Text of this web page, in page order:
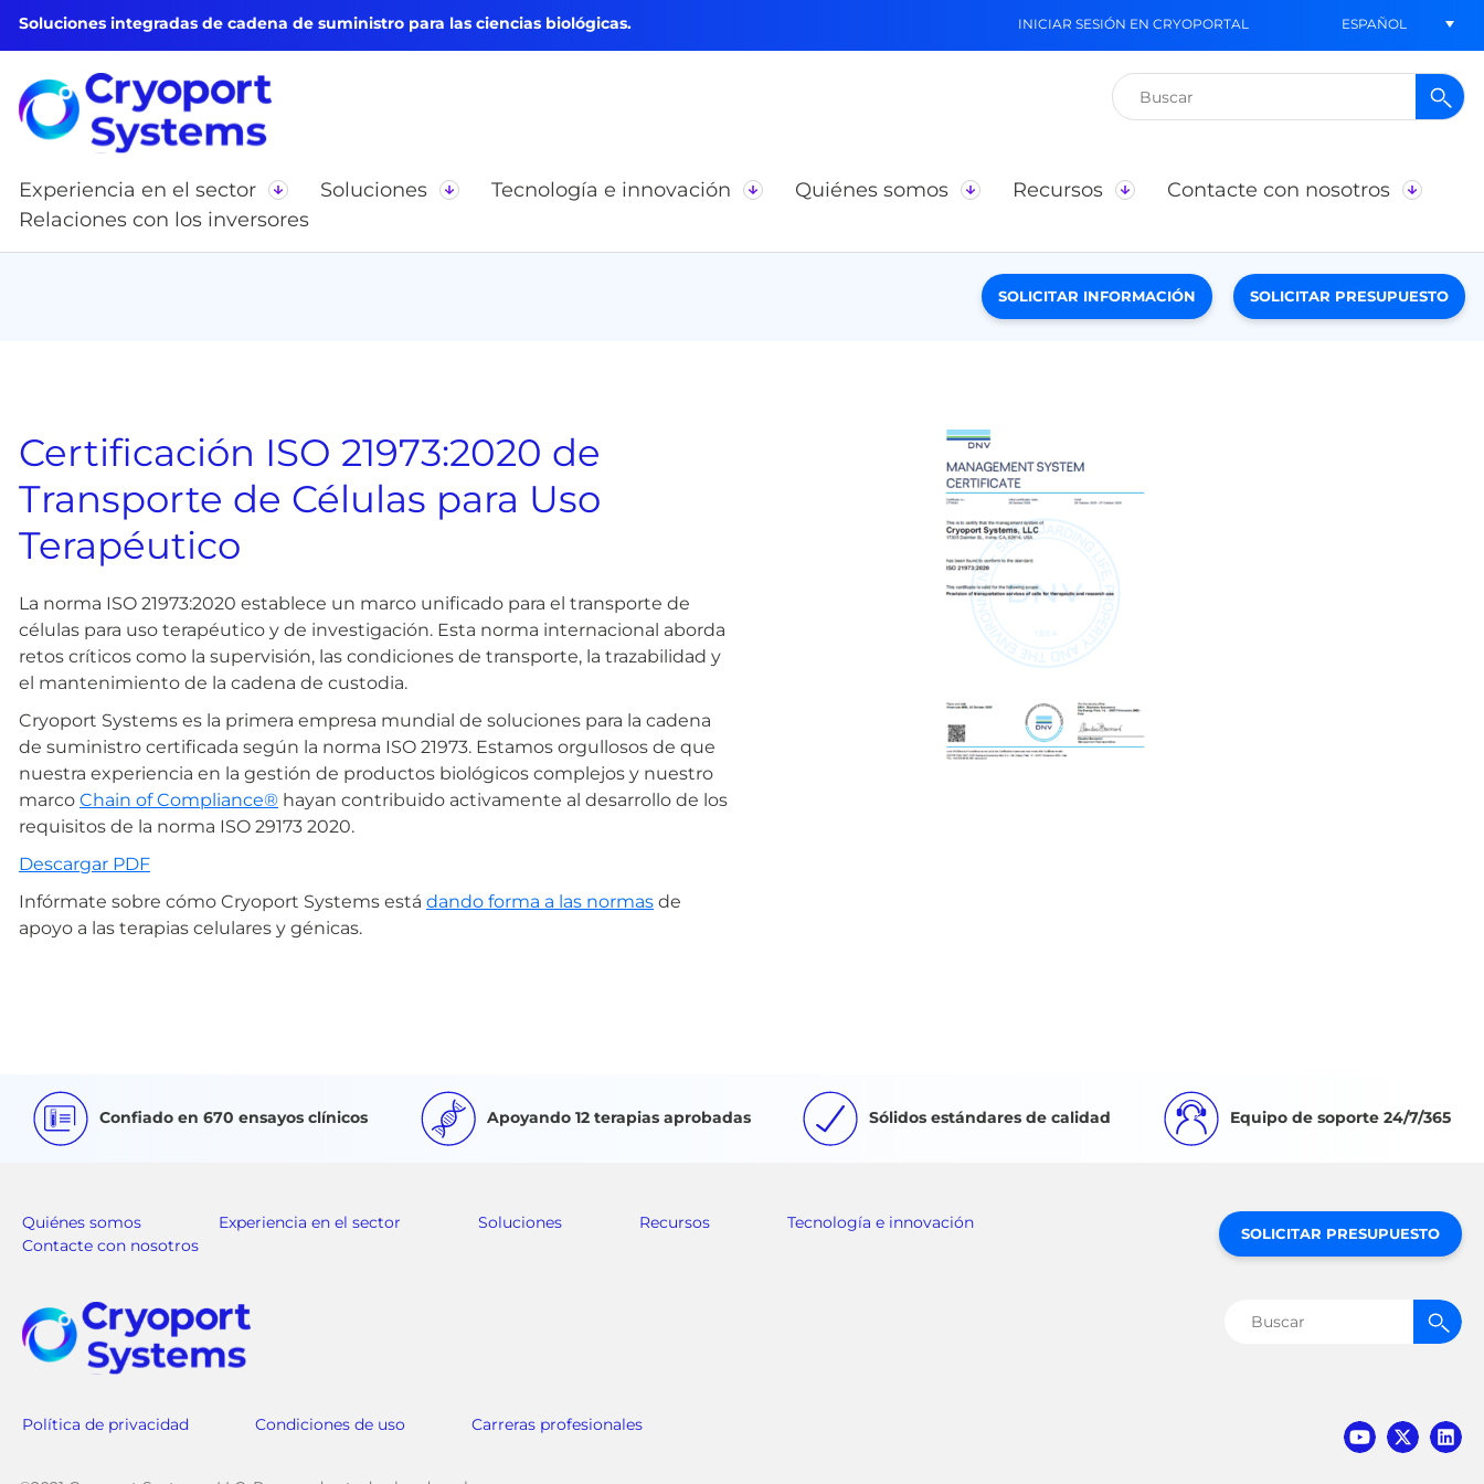
Soluciones integradas de cadena de suministro para las ciencias biológicas. INICIAR SESIÓN EN CRYOPORTAL ESPAÑOL
Buscar:
Experiencia en el sector Soluciones Tecnología e innovación Quiénes somos Recursos
Contacte con nosotros
Relaciones con los inversores
SOLICITAR INFORMACIÓN SOLICITAR PRESUPUESTO
Certificación ISO 21973:2020 de
Transporte de Células para Uso
Terapéutico
La norma ISO 21973:2020 establece un marco unificado para el transporte de
células para uso terapéutico y de investigación. Esta norma internacional aborda
retos críticos como la supervisión, las condiciones de transporte, la trazabilidad y
el mantenimiento de la cadena de custodia.
Cryoport Systems es la primera empresa mundial de soluciones para la cadena
de suministro certificada según la norma ISO 21973. Estamos orgullosos de que
nuestra experiencia en la gestión de productos biológicos complejos y nuestro
marco Chain of Compliance® hayan contribuido activamente al desarrollo de los
requisitos de la norma ISO 29173 2020.
Descargar PDF
Infórmate sobre cómo Cryoport Systems está dando forma a las normas de
apoyo a las terapias celulares y génicas.
Confiado en 670 ensayos clínicos Apoyando 12 terapias aprobadas Sólidos estándares de calidad Equipo de soporte 24/7/365
Quiénes somos Experiencia en el sector Soluciones Recursos
Tecnología e innovación
Contacte con nosotros
Política de privacidad Condiciones de uso Carreras profesionales
SOLICITAR PRESUPUESTO
Buscar: